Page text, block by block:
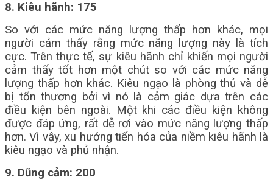
8. Kiêu hãnh: 175
So với các mức năng lượng thấp hơn khác, mọi
người cảm thấy rằng mức năng lượng này là tích
cực. Trên thực tế, sự kiêu hãnh chỉ khiến mọi người
cảm thấy tốt hơn một chút so với các mức năng
lượng thấp hơn khác. Kiêu ngạo là phòng thủ và dễ
bị tổn thương bởi vì nó là cảm giác dựa trên các
điều kiện bên ngoài. Một khi các điều kiện không
được đáp ứng, rất dễ rơi vào mức năng lượng thấp
hơn. Vì vậy, xu hướng tiến hóa của niềm kiêu hãnh là
kiêu ngạo và phủ nhận.
9. Dũng cảm: 200